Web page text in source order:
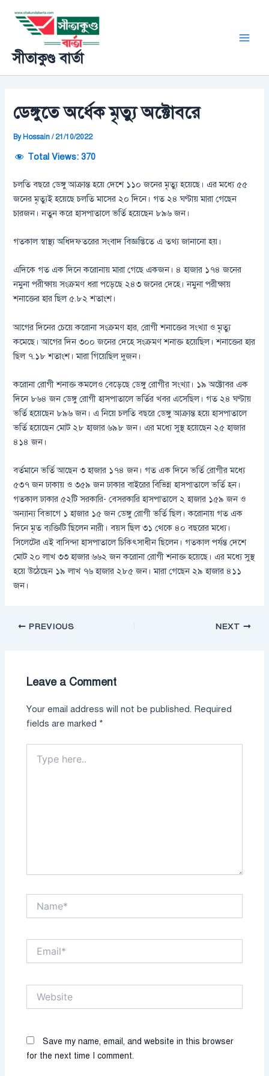
content
সীতাকুণ্ড বার্তা
ডেঙ্গুতে অর্ধেক মৃত্যু অক্টোবরে
By Hossain/ 21/10/2022
Total Views: 370
চলতি বছরে ডেঙ্গু আক্রান্ত হয়ে দেশে ১১০ জনের মৃত্যু হয়েছে। এর মধ্যে ৫৫
জনের মৃত্যুই হয়েছে চলতি মাসের ২০ দিনে। গত ২৪ ঘণ্টায় মারা গেছেন
চারজন। নতুন করে হাসপাতালে ভর্তি হয়েছেন ৮৯৬ জন।
গতকাল স্বাস্থ্য অধিদফতরের সংবাদ বিজ্ঞপ্তিতে এ তথ্য জানানো হয়।
এদিকে গত এক দিনে করোনায় মারা গেছে একজন। ৪ হাজার ১৭৪ জনের
নমুনা পরীক্ষায় সংক্রমণ ধরা পড়েছে ২৪৩ জনের দেহে। নমুনা পরীক্ষায়
শনাক্তের হার ছিল ৫.৮২ শতাংশ।
আগের দিনের চেয়ে করোনা সংক্রমণ হার, রোগী শনাক্তের সংখ্যা ও মৃত্যু
কমেছে। আগের দিন ৩০০ জনের দেহে সংক্রমণ শনাক্ত হয়েছিল। শনাক্তের হার
ছিল ৭.১৮ শতাংশ। মারা গিয়েছিল দুজন।
করোনা রোগী শনাক্ত কমলেও বেড়েছে ডেঙ্গু রোগীর সংখ্যা। ১৯ অক্টোবর এক
দিনে ৮৬৪ জন ডেঙ্গু রোগী হাসপাতালে ভর্তির খবর এসেছিল। গত ২৪ ঘণ্টায়
ভর্তি হয়েছেন ৮৯৬ জন। এ নিয়ে চলতি বছরে ডেঙ্গু আক্রান্ত হয়ে হাসপাতালে
ভর্তি হয়েছেন মোট ২৮ হাজার ৬৯৮ জন। এর মধ্যে সুস্থ হয়েছেন ২৫ হাজার
৪১৪ জন।
বর্তমানে ভর্তি আছেন ৩ হাজার ১৭৪ জন। গত এক দিনে ভর্তি রোগীর মধ্যে
৫৩৭ জন ঢাকায় ও ৩৫৯ জন ঢাকার বাইরের বিভিন্ন হাসপাতালে ভর্তি হন।
গতকাল ঢাকার ৫২টি সরকারি- বেসরকারি হাসপাতালে ২ হাজার ১৫৯ জন ও
অন্যান্য বিভাগে ১ হাজার ১৫ জন ডেঙ্গু রোগী ভর্তি ছিল। করোনায় গত এক
দিনে মৃত ব্যক্তিটি ছিলেন নারী। বয়স ছিল ৩১ থেকে ৪০ বছরের মধ্যে।
সিলেটের এই বাসিন্দা হাসপাতালে চিকিৎসাধীন ছিলেন। গতকাল পর্যন্ত দেশে
মোট ২০ লাখ ৩৩ হাজার ৬৬২ জন করোনা রোগী শনাক্ত হয়েছে। এর মধ্যে সুস্থ
হয়ে উঠেছেন ১৯ লাখ ৭৬ হাজার ২৮৫ জন। মারা গেছেন ২৯ হাজার ৪১১
জন।
navigation
PREVIOUS NEXT
Leave a Comment
Your email address will not be published. Required
fields are marked *
here..
Save my name, email, and website in this browser
for the next time I comment.